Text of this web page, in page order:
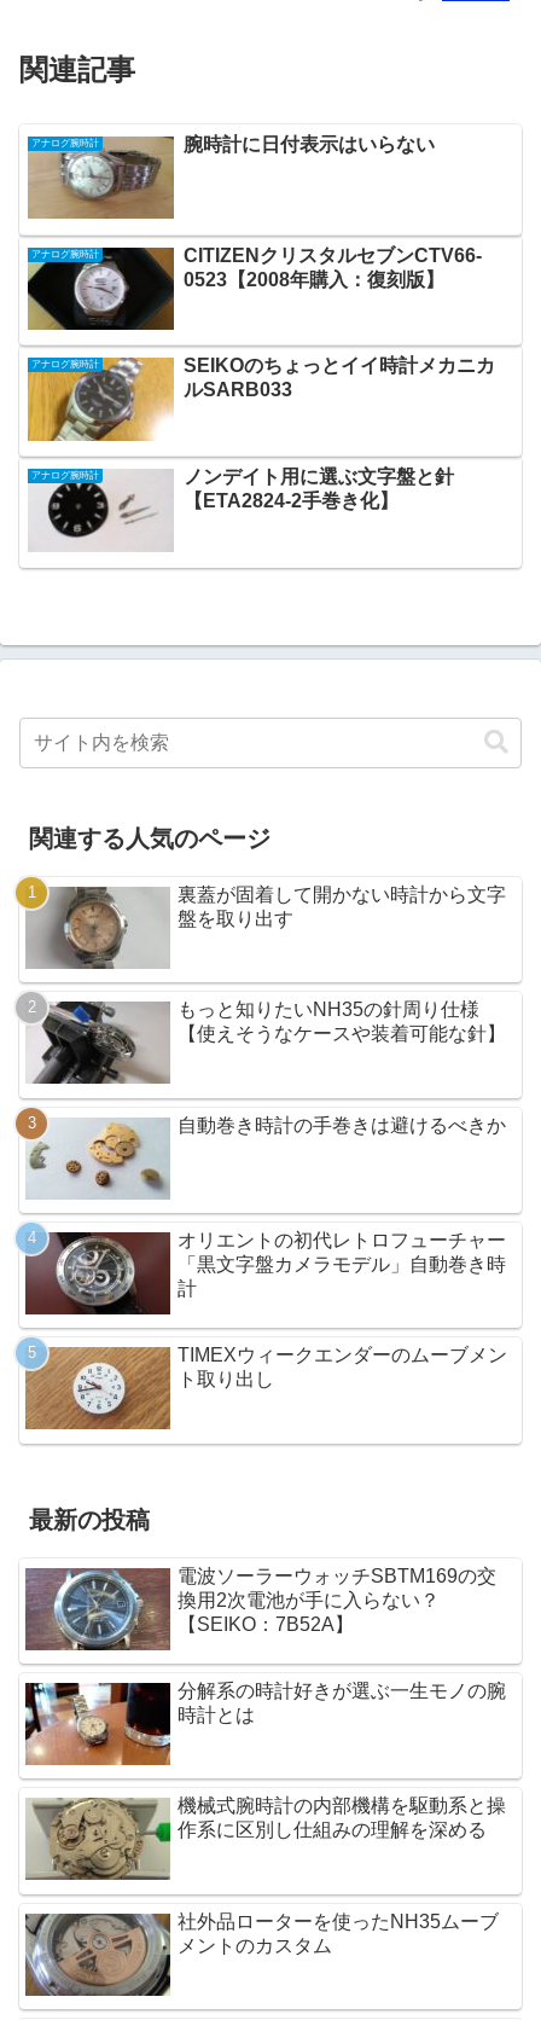
関連記事
アナログ腕時計 腕時計に日付表示はいらない
アナログ腕時計
CITIZENクリスタルセブンCTV66-
0523【2008年購入：復刻版】
アナログ腕時計
SEIKOのちょっとイイ時計メカニカ
ルSARB033
アナログ腕時計
ノンデイト用に選ぶ文字盤と針
【ETA2824-2手巻き化】
関連する人気のページ
裏蓋が固着して開かない時計から文字
盤を取り出す
もっと知りたいNH35の針周り仕様
【使えそうなケースや装着可能な針】
自動巻き時計の手巻きは避けるべきか
オリエントの初代レトロフューチャー
「黒文字盤カメラモデル」自動巻き時
計
TIMEXウィークエンダーのムーブメン
ト取り出し
最新の投稿
電波ソーラーウォッチSBTM169の交
換用2次電池が手に入らない？
【SEIKO：7B52A】
分解系の時計好きが選ぶ一生モノの腕
時計とは
機械式腕時計の内部機構を駆動系と操
作系に区別し仕組みの理解を深める
社外品ローターを使ったNH35ムーブ
メントのカスタム